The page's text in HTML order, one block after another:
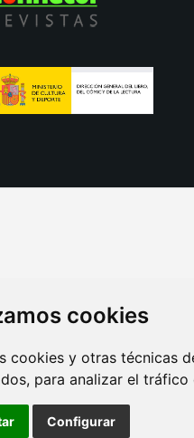
cookies
cookies y otras técnicas
para analizar el
Configurar
AVISO LEGAL POLITICA